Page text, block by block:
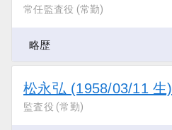
常任監査役 (常勤)
略歴
松永弘 (1958/03/11 生)
監査役 (常勤)